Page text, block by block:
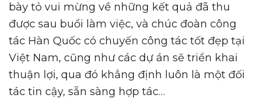
bày tỏ vui mừng về những kết quả đã thu
được sau buổi làm việc, và chúc đoàn công
tác Hàn Quốc có chuyến công tác tốt đẹp tại
Việt Nam, cũng như các dự án sẽ triển khai
thuận lợi, qua đó khẳng định luôn là một đối
tác tin cậy, sẵn sàng hợp tác…